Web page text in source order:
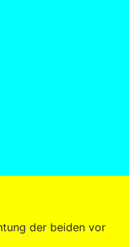
der beiden vor